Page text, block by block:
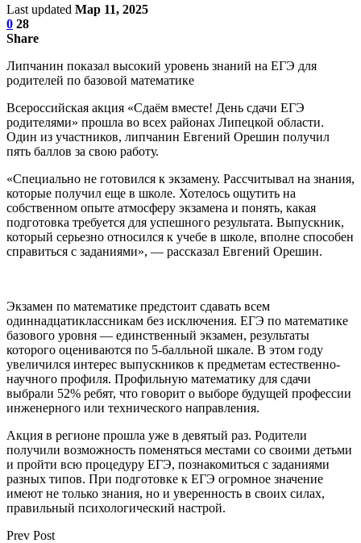
Last updated Мар 11, 2025
0 28
Share
Липчанин показал высокий уровень знаний на ЕГЭ для
родителей по базовой математике
Всероссийская акция «Сдаём вместе! День сдачи ЕГЭ
родителями» прошла во всех районах Липецкой области.
Один из участников, липчанин Евгений Орешин получил
пять баллов за свою работу.
«Специально не готовился к экзамену. Рассчитывал на знания,
которые получил еще в школе. Хотелось ощутить на
собственном опыте атмосферу экзамена и понять, какая
подготовка требуется для успешного результата. Выпускник,
который серьезно относился к учебе в школе, вполне способен
справиться с заданиями», — рассказал Евгений Орешин.
Экзамен по математике предстоит сдавать всем
одиннадцатиклассникам без исключения. ЕГЭ по математике
базового уровня — единственный экзамен, результаты
которого оцениваются по 5-балльной шкале. В этом году
увеличился интерес выпускников к предметам естественно-
научного профиля. Профильную математику для сдачи
выбрали 52% ребят, что говорит о выборе будущей профессии
инженерного или технического направления.
Акция в регионе прошла уже в девятый раз. Родители
получили возможность поменяться местами со своими детьми
и пройти всю процедуру ЕГЭ, познакомиться с заданиями
разных типов. При подготовке к ЕГЭ огромное значение
имеют не только знания, но и уверенность в своих силах,
правильный психологический настрой.
Prev Post